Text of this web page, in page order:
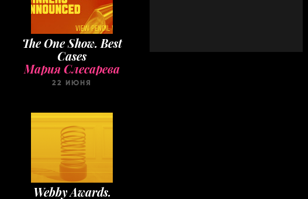
The One Show. Best
Cases
Мария Слесарева
22 ИЮНЯ
Webby Awards.
Winners 2020
Мария Слесарева
22 МАЯ